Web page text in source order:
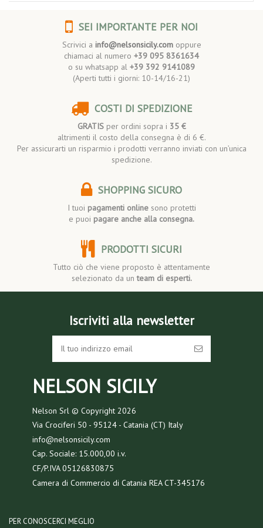
SEI IMPORTANTE PER NOI
Scrivici a info@nelsonsicily.comoppure
chiamaci al numero +39 095 8361634
o su whatsapp al +39 392 9141089
(Aperti tutti i giorni: 10-14/16-21)
COSTI DI SPEDIZIONE
GRATISper ordini sopra i 35 €
altrimenti il costo della consegna è di 6 €.
Per assicurarti un risparmio i prodotti verranno inviati con un’unica
spedizione.
SHOPPING SICURO
I tuoi pagamenti onlinesono protetti
e puoi pagare anche alla consegna.
PRODOTTI SICURI
Tutto ciò che viene proposto è attentamente
selezionato da unteam di esperti.
Iscriviti alla newsletter
NELSON SICILY
Nelson Srl © Copyright 2026
Via Crociferi 50 - 95124 - Catania (CT) Italy
info@nelsonsicily.com
Cap. Sociale: 15.000,00 i.v.
CF/P.IVA 05126830875
Camera di Commercio di Catania REA CT-345176
PER CONOSCERCI MEGLIO